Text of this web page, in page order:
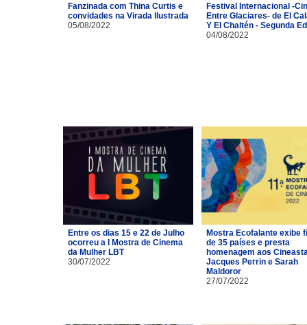
Fanzinada com Thina Curtis e
convidades na Virada Ilustrada
05/08/2022
Festival Internacional -
Entre Glaciares- de El
Y El Chaltén - Segunda
04/08/2022
Entre os dias 15 e 22 de Julho
ocorreu a I Mostra de Cinema
da Mulher LBT
30/07/2022
Mostra Ecofalante exibe
de 35 países e presta
homenagem aos
Jacques Perrin e Sarah
Maldoror
27/07/2022